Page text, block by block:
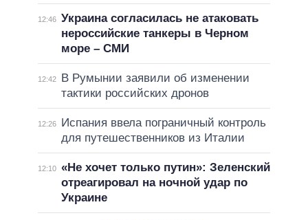
12:46 Украина согласилась не атаковать
нероссийские танкеры в Черном
море – СМИ
12:42
В Румынии заявили об изменении
тактики российских дронов
12:26
Испания ввела пограничный контроль
для путешественников из Италии
12:10 «Не хочет только путин»: Зеленский
отреагировал на ночной удар по
Украине